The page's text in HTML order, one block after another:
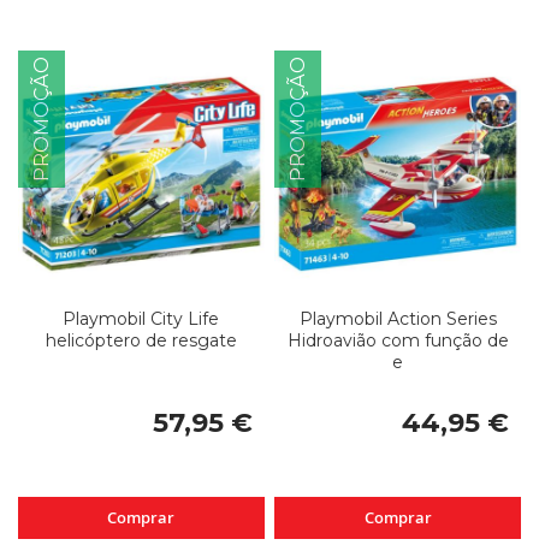
PROMOÇÃO
Playmobil City Life
helicóptero de resgate
57,95 €
Comprar
PROMOÇÃO
Playmobil Action Series
Hidroavião com função de
e
44,95 €
Comprar